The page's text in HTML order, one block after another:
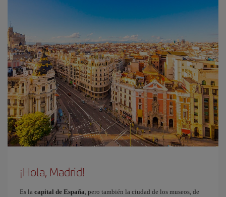
¡Hola, Madrid!
Es la capital de España, pero también la ciudad de los museos, de